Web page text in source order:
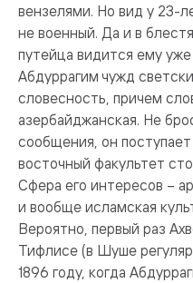
вензелями. Но вид у 23-
не военный. Да и в
путейца видится ему
Абдуррагим чужд
словесность, причем
азербайджанская. Не
сообщения, он
восточный факультет
Сфера его интересов –
и вообще исламская
Вероятно, первый раз
Тифлисе (в Шуше
1896 году, когда